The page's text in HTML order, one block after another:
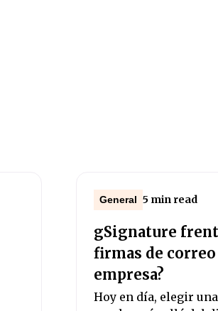
General 5 min read
gSignature
firmas de
empresa?
Hoy en día, elegir